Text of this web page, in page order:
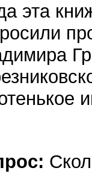
эта